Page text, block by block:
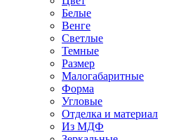
Белые
Венге
Светлые
Темные
Размер
Малогабаритные
Форма
Угловые
Отделка и материал
Из МДФ